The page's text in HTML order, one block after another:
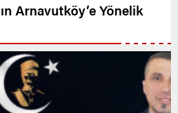
Arnavutköy’e Yönelik